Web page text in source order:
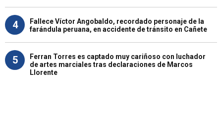
4
Fallece Víctor Angobaldo, recordado personaje de la
farándula peruana, en accidente de tránsito en Cañete
5
Ferran Torres es captado muy cariñoso con luchador
de artes marciales tras declaraciones de Marcos
Llorente